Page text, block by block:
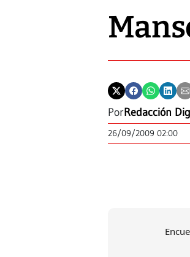
PorRedacción
26/09/2009 02:00